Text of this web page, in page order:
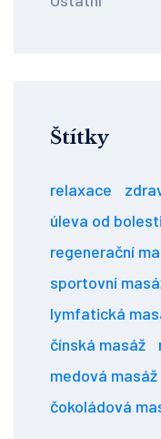
Štítky
relaxace
úleva od bolesti
regenerační
sportovní
lymfatická
čínská masáž
medová masáž
čokoládová